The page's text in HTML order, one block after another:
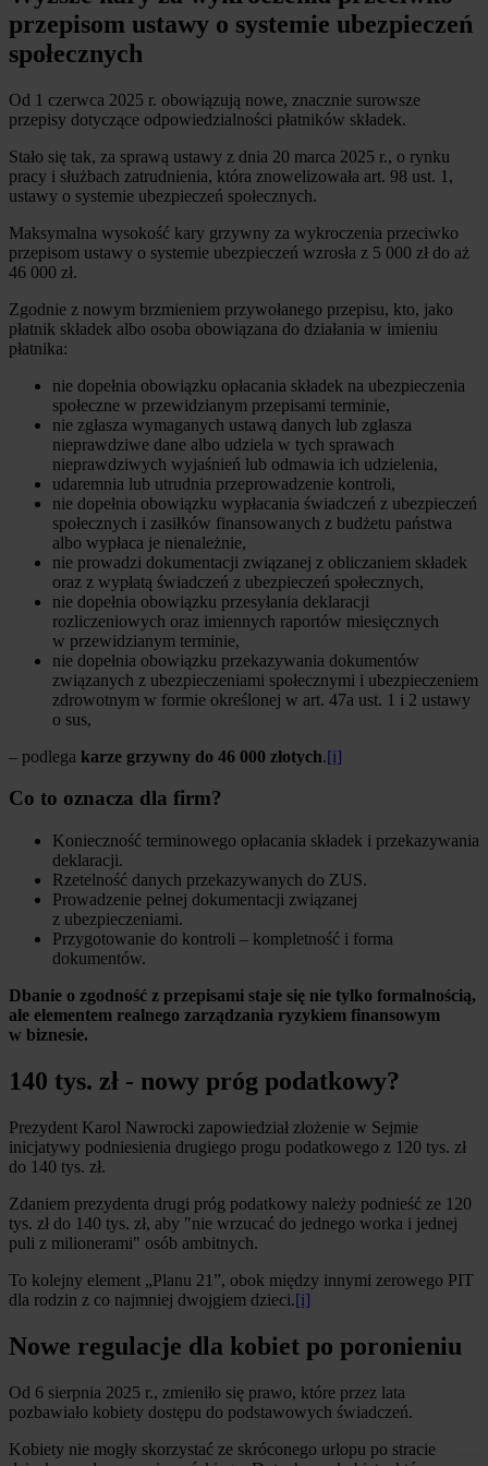
przepisom ustawy o systemie ubezpieczeń
społecznych
Od 1 czerwca 2025 r. obowiązują nowe, znacznie surowsze
przepisy dotyczące odpowiedzialności płatników składek.
Stało się tak, za sprawą ustawy z dnia 20 marca 2025 r., o rynku
pracy i służbach zatrudnienia, która znowelizowała art. 98 ust. 1,
ustawy o systemie ubezpieczeń społecznych.
Maksymalna wysokość kary grzywny za wykroczenia przeciwko
przepisom ustawy o systemie ubezpieczeń wzrosła z 5 000 zł do aż
46 000 zł.
Zgodnie z nowym brzmieniem przywołanego przepisu, kto, jako
płatnik składek albo osoba obowiązana do działania w imieniu
płatnika:
nie dopełnia obowiązku opłacania składek na ubezpieczenia
społeczne w przewidzianym przepisami terminie,
nie zgłasza wymaganych ustawą danych lub zgłasza
nieprawdziwe dane albo udziela w tych sprawach
nieprawdziwych wyjaśnień lub odmawia ich udzielenia,
udaremnia lub utrudnia przeprowadzenie kontroli,
nie dopełnia obowiązku wypłacania świadczeń z ubezpieczeń
społecznych i zasiłków finansowanych z budżetu państwa
albo wypłaca je nienależnie,
nie prowadzi dokumentacji związanej z obliczaniem składek
oraz z wypłatą świadczeń z ubezpieczeń społecznych,
nie dopełnia obowiązku przesyłania deklaracji
rozliczeniowych oraz imiennych raportów miesięcznych
w przewidzianym terminie,
nie dopełnia obowiązku przekazywania dokumentów
związanych z ubezpieczeniami społecznymi i ubezpieczeniem
zdrowotnym w formie określonej w art. 47a ust. 1 i 2 ustawy
o sus,
– podlega karze grzywny do 46 000 złotych.[i]
Co to oznacza dla firm?
Konieczność terminowego opłacania składek i przekazywania
deklaracji.
Rzetelność danych przekazywanych do ZUS.
Prowadzenie pełnej dokumentacji związanej
z ubezpieczeniami.
Przygotowanie do kontroli – kompletność i forma
dokumentów.
Dbanie o zgodność z przepisami staje się nie tylko formalnością,
ale elementem realnego zarządzania ryzykiem finansowym
w biznesie.
140 tys. zł - nowy próg podatkowy?
Prezydent Karol Nawrocki zapowiedział złożenie w Sejmie
inicjatywy podniesienia drugiego progu podatkowego z 120 tys. zł
do 140 tys. zł.
Zdaniem prezydenta drugi próg podatkowy należy podnieść ze 120
tys. zł do 140 tys. zł, aby "nie wrzucać do jednego worka i jednej
puli z milionerami" osób ambitnych.
To kolejny element „Planu 21”, obok między innymi zerowego PIT
dla rodzin z co najmniej dwojgiem dzieci.[i]
Nowe regulacje dla kobiet po poronieniu
Od 6 sierpnia 2025 r., zmieniło się prawo, które przez lata
pozbawiało kobiety dostępu do podstawowych świadczeń.
Kobiety nie mogły skorzystać ze skróconego urlopu po stracie